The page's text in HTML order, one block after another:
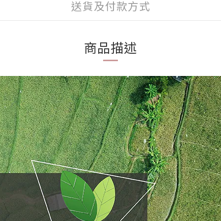
送貨及付款方式
商品描述